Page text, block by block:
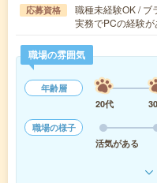
応募資格
職種未経験OK / ブ
実務でPCの経験
職場の雰囲気
年齢層
20代
職場の様子
活気がある